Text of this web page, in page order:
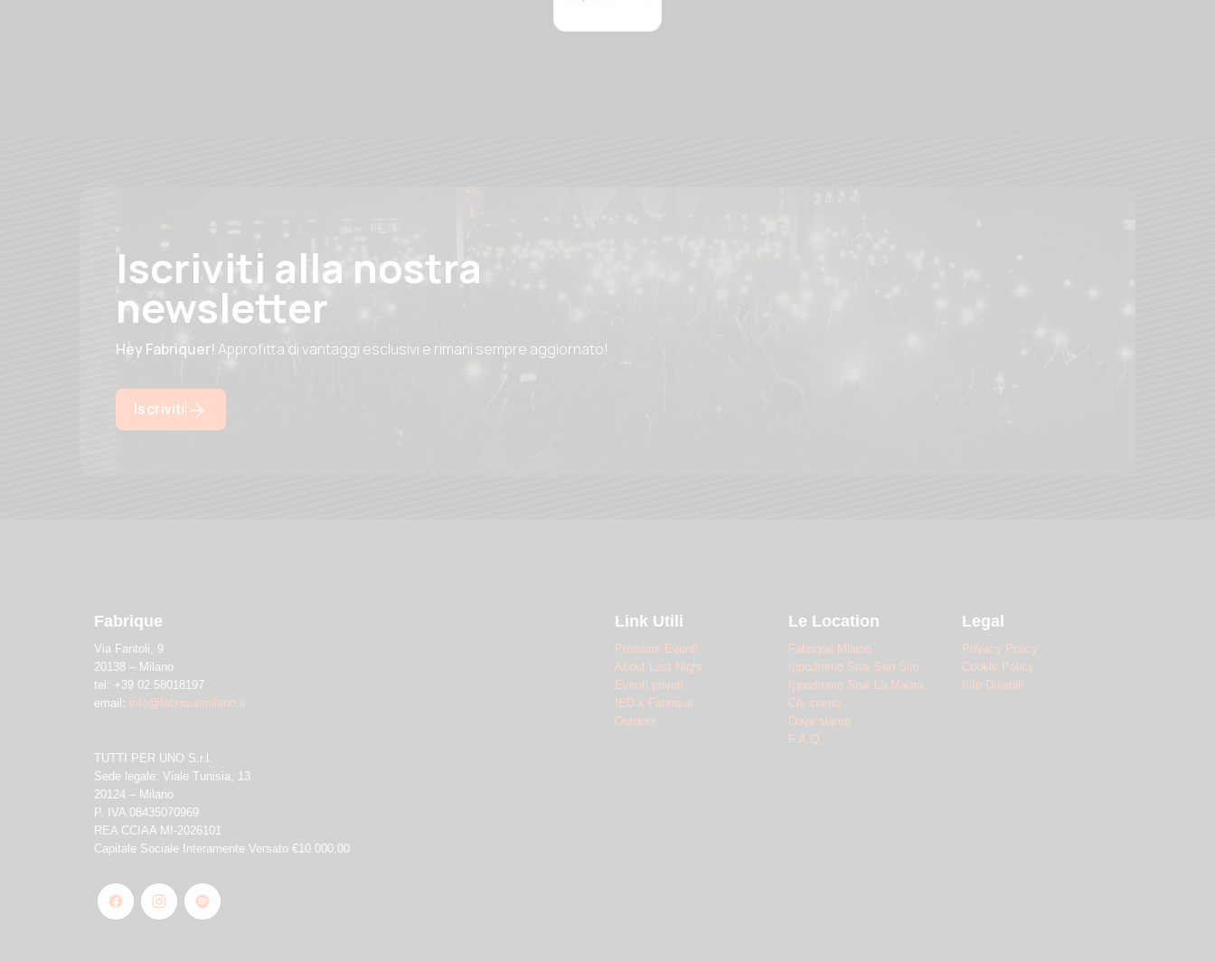
Iscriviti alla nostra
newsletter
Hey Fabriquer!Approfitta di vantaggi esclusivi e rimani sempre aggiornato!
Iscriviti
Fabrique
Via Fantoli, 9
20138 – Milano
tel: +39 02 58018197
email: info@fabriquemilano.it
TUTTI PER UNO S.r.l.
Sede legale: Viale Tunisia, 13
20124 – Milano
P. IVA 08435070969
REA CCIAA MI-2026101
Capitale Sociale Interamente Versato €10.000,00
Link Utili
Prossimi Eventi
About Last Night
Eventi privati
IED x Fabrique
Outdoor
Le Location
Fabrique Milano
Ippodromo Snai San Siro
Ippodromo Snai La Maura
Chi siamo
Dove siamo
F.A.Q.
Legal
Privacy Policy
Cookie Policy
Info Disabili